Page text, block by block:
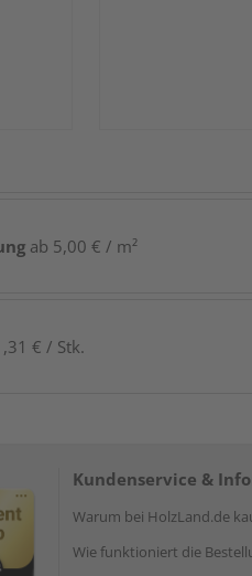
ab 5,00 € / m²
€ / Stk.
Kundenservice &
Warum bei HolzLand.de
Wie funktioniert die